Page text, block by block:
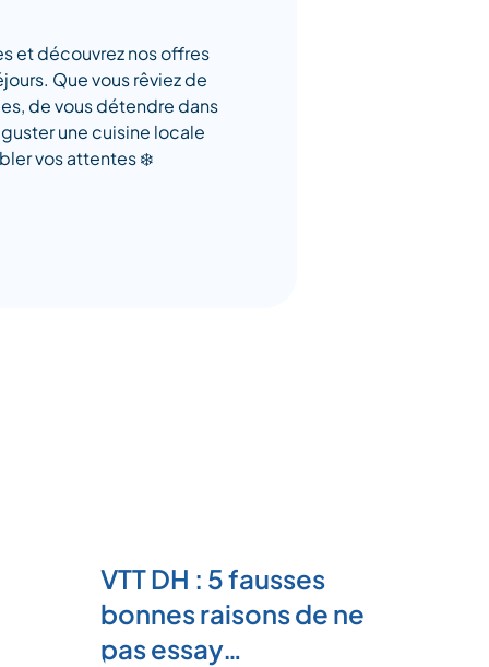
et découvrez nos offres
Que vous rêviez de
de vous détendre dans
une cuisine locale
vos attentes ❄️
VTT DH : 5 fausses
bonnes raisons de ne
pas essay…